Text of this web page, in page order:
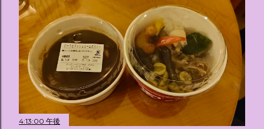
4:13:00 午後